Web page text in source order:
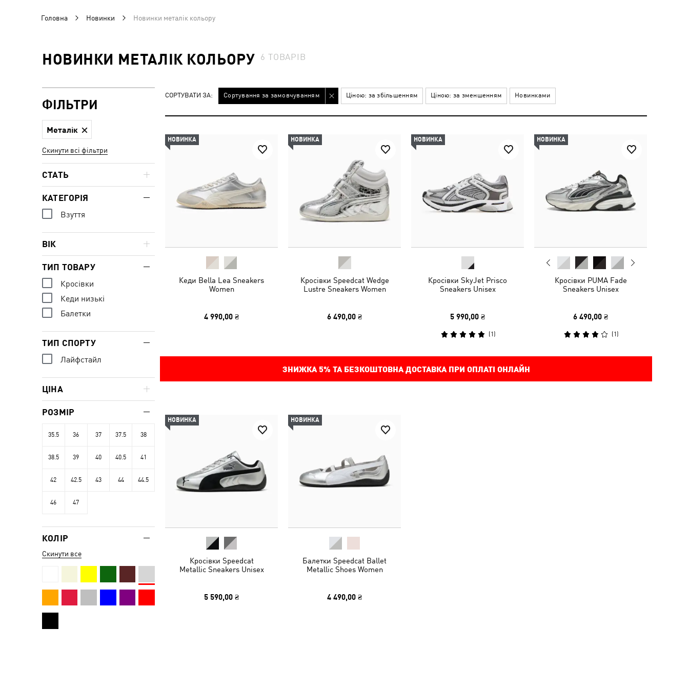
Головна Новинки Новинки металік кольору
НОВИНКИ МЕТАЛІК КОЛЬОРУ 6 ТОВАРІВ
СОРТУВАТИ ЗА: Сортування за замовчуванням Ціною: за збільшенням Ціною: за зменшенням Новинками
НОВИНКА
Кеди Bella Lea Sneakers
Women
4 990,00 ₴
НОВИНКА
Кросівки Speedcat Wedge
Lustre Sneakers Women
6 490,00 ₴
НОВИНКА
Кросівки SkyJet Prisco
Sneakers Unisex
5 990,00 ₴
(1 )
НОВИНКА
Кросівки PUMA Fade
Sneakers Unisex
6 490,00 ₴
(1 )
ЗНИЖКА 5% ТА БЕЗКОШТОВНА ДОСТАВКА ПРИ ОПЛАТІ ОНЛАЙН
НОВИНКА
Кросівки Speedcat
Metallic Sneakers Unisex
5 590,00 ₴
НОВИНКА
Балетки Speedcat Ballet
Metallic Shoes Women
4 490,00 ₴
ФІЛЬТРИ
Металік
Скинути всі фільтри
СТАТЬ
КАТЕГОРІЯ
Взуття
ВІК
ТИП ТОВАРУ
Кросівки
Кеди низькі
Балетки
ТИП СПОРТУ
Лайфстайл
ЦІНА
РОЗМІР
35.5 36 37 37.5 38
38.5 39 40 40.5 41
42 42.5 43 44 44.5
46 47
КОЛІР
Скинути все